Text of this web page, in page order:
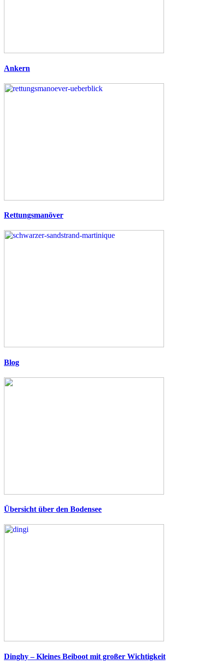
Ankern
Rettungsmanöver
Blog
Übersicht über den Bodensee
Dinghy – Kleines Beiboot mit großer Wichtigkeit